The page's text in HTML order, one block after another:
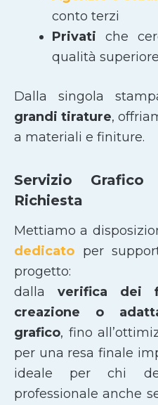
conto terzi
Privati che
qualità superiore
Dalla singola
grandi tirature,
a materiali e finiture.
Servizio Grafico
Richiesta
Mettiamo a
dedicato per
progetto:
dalla verifica dei
creazione o
grafico, fino
per una resa finale
ideale per chi
professionale anche